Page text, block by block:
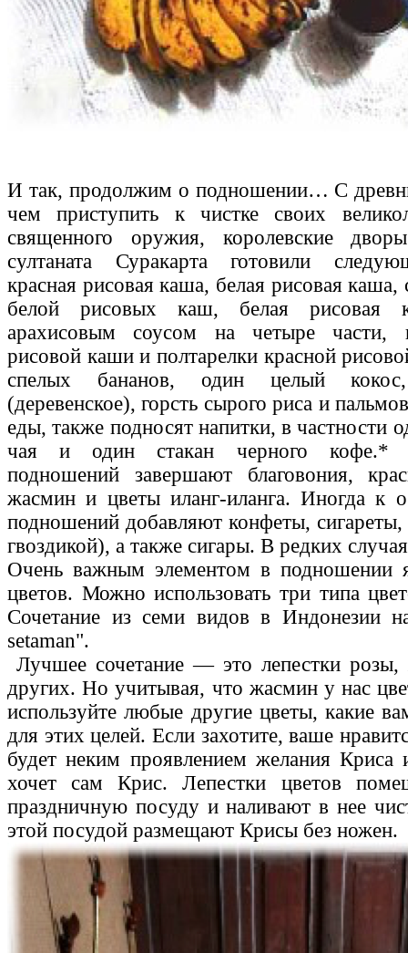
И так, продолжим о подношении… С
чем приступить к чистке своих
священного оружия, королевские
султаната Суракарта готовили
красная рисовая каша, белая рисовая каша,
белой рисовых каш, белая рисовая
арахисовым соусом на четыре части,
рисовой каши и полтарелки красной
спелых бананов, один целый
(деревенское), горсть сырого риса и
еды, также подносят напитки, в частности
чая и один стакан черного кофе.*
подношений завершают благовония,
жасмин и цветы иланг-иланга. Иногда к
подношений добавляют конфеты, сигареты,
гвоздикой), а также сигары. В редких
Очень важным элементом в подношении
цветов. Можно использовать три типа
Сочетание из семи видов в Индонезии
setaman".
Лучшее сочетание — это лепестки
других. Но учитывая, что жасмин у нас
используйте любые другие цветы, какие
для этих целей. Если захотите, ваше
будет неким проявлением желания
хочет сам Крис. Лепестки цветов
праздничную посуду и наливают в нее
этой посудой размещают Крисы без ножен.